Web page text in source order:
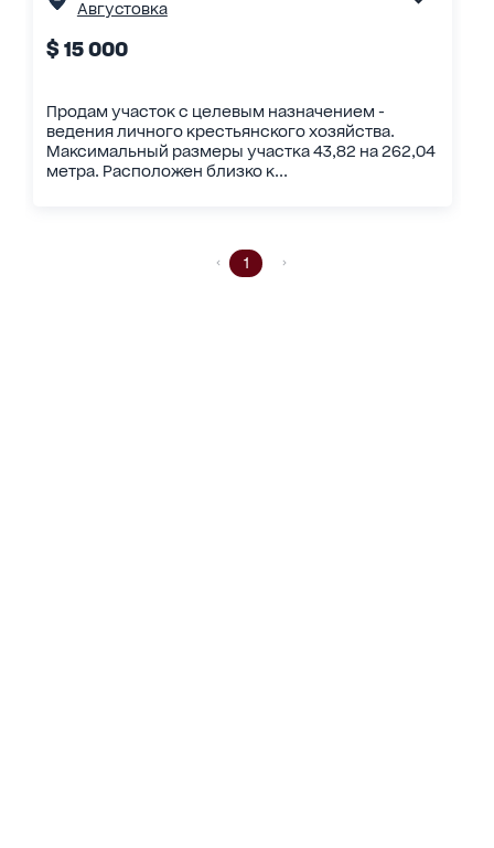
Августовка
$ 15 000
Продам участок с целевым назначением -
ведения личного крестьянского хозяйства.
Максимальный размеры участка 43,82 на 262,04
метра. Расположен близко к...
1